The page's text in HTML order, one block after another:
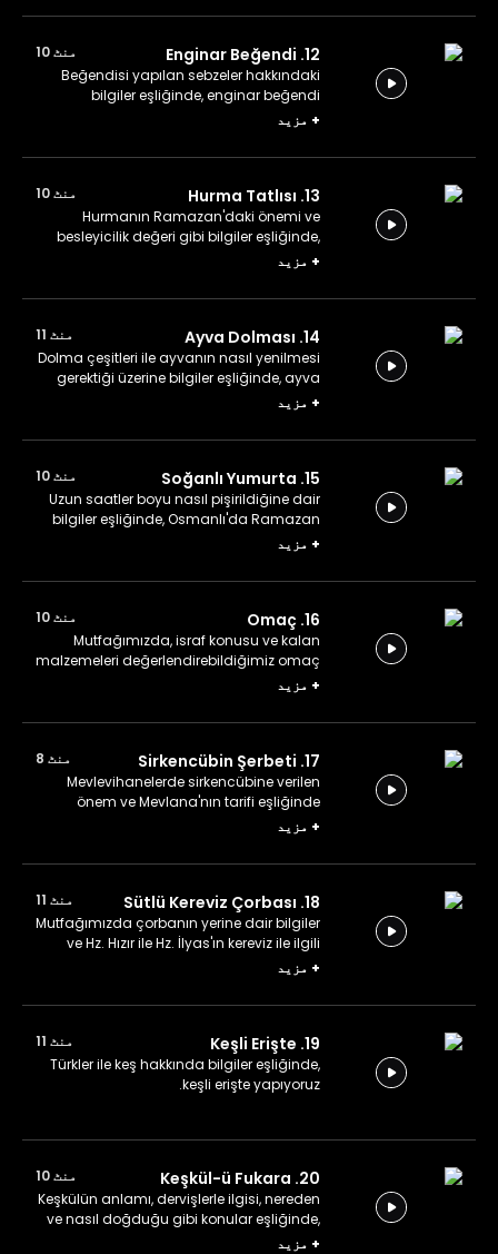
12. Enginar Beğendi
منٹ 10
Beğendisi yapılan sebzeler hakkındaki
bilgiler eşliğinde, enginar beğendi
yapıyoruz.
+ مزید
13. Hurma Tatlısı
منٹ 10
Hurmanın Ramazan'daki önemi ve
besleyicilik değeri gibi bilgiler eşliğinde,
hurma tatlısı yapıyoruz.
+ مزید
14. Ayva Dolması
منٹ 11
Dolma çeşitleri ile ayvanın nasıl yenilmesi
gerektiği üzerine bilgiler eşliğinde, ayva
dolması yapıyoruz.
+ مزید
15. Soğanlı Yumurta
منٹ 10
Uzun saatler boyu nasıl pişirildiğine dair
bilgiler eşliğinde, Osmanlı'da Ramazan
için özel olan soğanlı yumurta yapıyoruz.
+ مزید
16. Omaç
منٹ 10
Mutfağımızda, israf konusu ve kalan
malzemeleri değerlendirebildiğimiz omaç
benzeri yiyecekler eşliğinde omaç
+ مزید
17. Sirkencübin Şerbeti
منٹ 8
Mevlevihanelerde sirkencübine verilen
önem ve Mevlana'nın tarifi eşliğinde
sirkencübin şerbeti yapıyoruz.
+ مزید
18. Sütlü Kereviz Çorbası
منٹ 11
Mutfağımızda çorbanın yerine dair bilgiler
ve Hz. Hızır ile Hz. İlyas'ın kereviz ile ilgili
anekdotu eşliğinde sütlü kereviz çorbası
+ مزید
19. Keşli Erişte
منٹ 11
Türkler ile keş hakkında bilgiler eşliğinde,
keşli erişte yapıyoruz.
20. Keşkül-ü Fukara
منٹ 10
Keşkülün anlamı, dervişlerle ilgisi, nereden
ve nasıl doğduğu gibi konular eşliğinde,
keşkül-ü fukara yapıyoruz.
+ مزید